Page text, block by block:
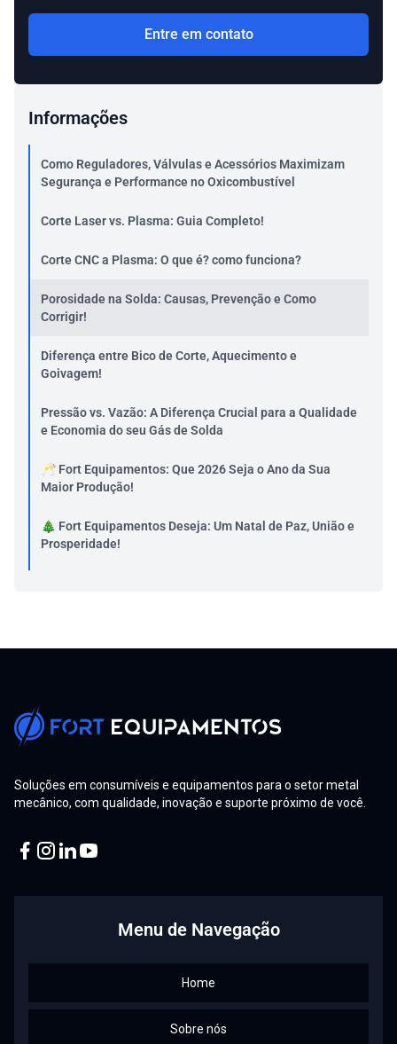
Entre em contato
Informações
Como Reguladores, Válvulas e Acessórios Maximizam
Segurança e Performance no Oxicombustível
Corte Laser vs. Plasma: Guia Completo!
Corte CNC a Plasma: O que é? como funciona?
Porosidade na Solda: Causas, Prevenção e Como
Corrigir!
Diferença entre Bico de Corte, Aquecimento e
Goivagem!
Pressão vs. Vazão: A Diferença Crucial para a Qualidade
e Economia do seu Gás de Solda
🥂 Fort Equipamentos: Que 2026 Seja o Ano da Sua
Maior Produção!
🎄 Fort Equipamentos Deseja: Um Natal de Paz, União e
Prosperidade!
Tochas GY e Cold Hand: Por Que a Refrigeração é
Essencial para a Vida Útil do Consumível
Representante Técnico de Máquinas no RS!
Inovação Industrial com Soluções de Ponta
Soluções em consumíveis e equipamentos para o setor metal
mecânico, com qualidade, inovação e suporte próximo de você.
Menu de Navegação
Home
Sobre nós